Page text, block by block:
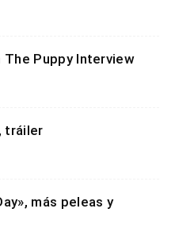
The Puppy Interview
tráiler
más peleas y